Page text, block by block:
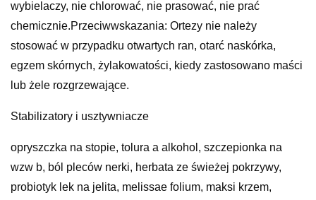
wybielaczy, nie chlorować, nie prasować, nie prać
chemicznie.Przeciwwskazania: Ortezy nie należy
stosować w przypadku otwartych ran, otarć naskórka,
egzem skórnych, żylakowatości, kiedy zastosowano maści
lub żele rozgrzewające.
Stabilizatory i usztywniacze
opryszczka na stopie, tolura a alkohol, szczepionka na
wzw b, ból pleców nerki, herbata ze świeżej pokrzywy,
probiotyk lek na jelita, melissae folium, maksi krzem,